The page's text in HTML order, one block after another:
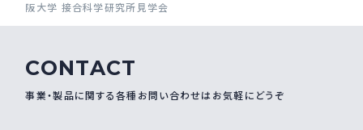
阪大学 接合科学研究所見学会
CONTACT
事業・製品に関する各種お問い合わせはお気軽にどうぞ